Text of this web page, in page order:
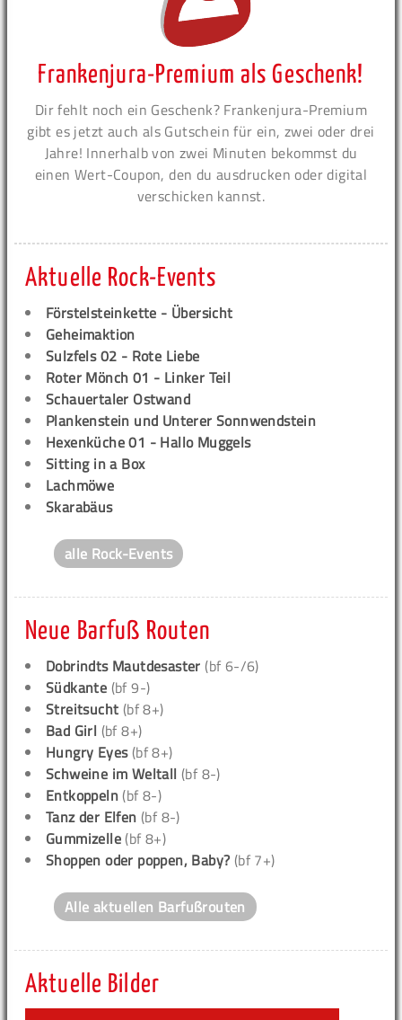
Frankenjura-Premium als Geschenk!
Dir fehlt noch ein Geschenk? Frankenjura-Premium
gibt es jetzt auch als Gutschein für ein, zwei oder drei
Jahre! Innerhalb von zwei Minuten bekommst du
einen Wert-Coupon, den du ausdrucken oder digital
verschicken kannst.
Aktuelle Rock-Events
Förstelsteinkette - Übersicht
Geheimaktion
Sulzfels 02 - Rote Liebe
Roter Mönch 01 - Linker Teil
Schauertaler Ostwand
Plankenstein und Unterer Sonnwendstein
Hexenküche 01 - Hallo Muggels
Sitting in a Box
Lachmöwe
Skarabäus
alle Rock-Events
Neue Barfuß Routen
Dobrindts Mautdesaster (bf 6-/6)
Südkante (bf 9-)
Streitsucht (bf 8+)
Bad Girl (bf 8+)
Hungry Eyes(bf 8+)
Schweine im Weltall (bf 8-)
Entkoppeln (bf 8-)
Tanz der Elfen (bf 8-)
Gummizelle (bf 8+)
Shoppen oder poppen, Baby? (bf 7+)
Alle aktuellen Barfußrouten
Aktuelle Bilder